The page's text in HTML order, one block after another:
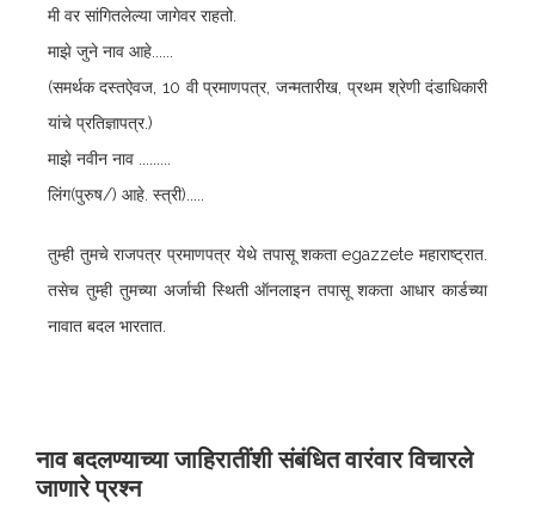
मी वर सांगितलेल्या जागेवर राहतो.
माझे जुने नाव आहे......
(समर्थक दस्तऐवज, 10 वी प्रमाणपत्र, जन्मतारीख, प्रथम श्रेणी दंडाधिकारी
यांचे प्रतिज्ञापत्र.)
माझे नवीन नाव .........
लिंग(पुरुष/) आहे. स्त्री).....
तुम्ही तुमचे राजपत्र प्रमाणपत्र येथे तपासू शकताegazzeteमहाराष्ट्रात.
तसेच तुम्ही तुमच्या अर्जाची स्थिती ऑनलाइन तपासू शकताआधार कार्डच्या
नावात बदलभारतात.
नाव बदलण्याच्या जाहिरातींशी संबंधित वारंवार विचारले
जाणारे प्रश्न